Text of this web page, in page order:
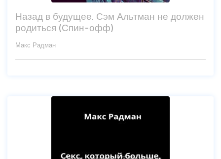
Назад в будущее. Сэм Альтман не должен
родиться (Спин-офф)
Макс Радман